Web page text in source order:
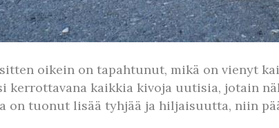
oikein on tapahtunut, mikä on vienyt
kerrottavana kaikkia kivoja uutisia, jotain
on tuonut lisää tyhjää ja hiljaisuutta, niin